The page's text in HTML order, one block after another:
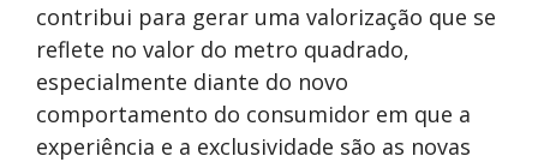
contribui para gerar uma valorização que se
reflete no valor do metro quadrado,
especialmente diante do novo
comportamento do consumidor em que a
experiência e a exclusividade são as novas